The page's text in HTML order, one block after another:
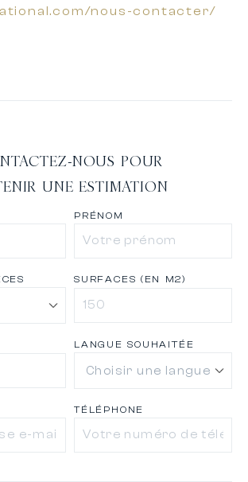
nous-contacter/
NOUS POUR
UNE ESTIMATION
PRÉNOM
SURFACES (EN M2)
LANGUE SOUHAITÉE
TÉLÉPHONE